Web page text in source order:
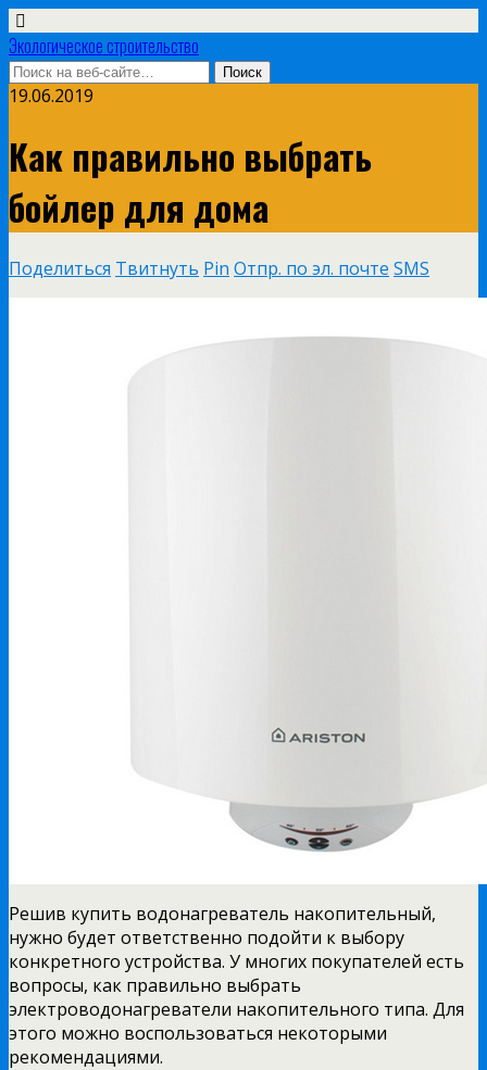
Экологическое строительство
19.06.2019
Как правильно выбрать
бойлер для дома
Поделиться Твитнуть Pin Отпр. по эл. почте SMS
Решив купить водонагреватель накопительный,
нужно будет ответственно подойти к выбору
конкретного устройства. У многих покупателей есть
вопросы, как правильно выбрать
электроводонагреватели накопительного типа. Для
этого можно воспользоваться некоторыми
рекомендациями.